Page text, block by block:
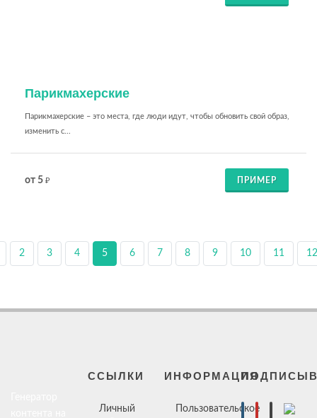
Парикмахерские
Парикмахерские – это места, где люди идут, чтобы обновить свой образ,
изменить с...
от 5 ₽ ПРИМЕР
2 3 4 5 6 7 8 9 10 11 12
ССЫЛКИ
Личный
ИНФОРМАЦИЯ
Пользовательское